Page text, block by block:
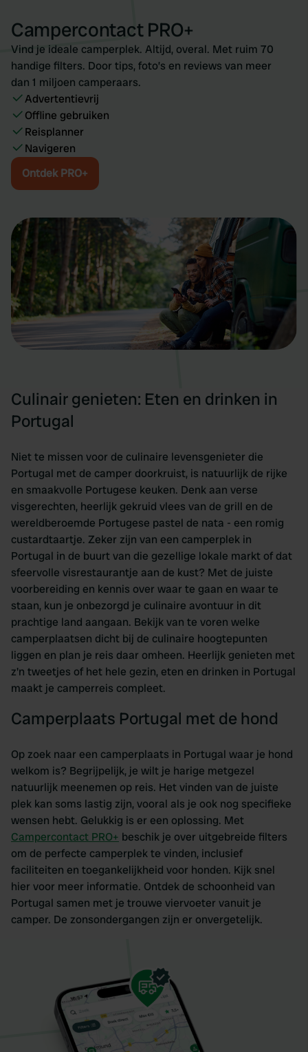
may combine it with other information that you’ve
provided to them or that they’ve collected from your use
of their services.
Campercontact PRO+
Vind je ideale camperplek. Altijd, overal. Met ruim 70
handige filters. Door tips, foto’s en reviews van meer
dan 1 miljoen camperaars.
Advertentievrij
Offline gebruiken
Reisplanner
Navigeren
Ontdek PRO+
Culinair genieten: Eten en drinken in
Portugal
Niet te missen voor de culinaire levensgenieter die
Portugal met de camper doorkruist, is natuurlijk de rijke
en smaakvolle Portugese keuken. Denk aan verse
visgerechten, heerlijk gekruid vlees van de grill en de
wereldberoemde Portugese pastel de nata - een romig
custardtaartje. Zeker zijn van een camperplek in
Portugal in de buurt van die gezellige lokale markt of dat
sfeervolle visrestaurantje aan de kust? Met de juiste
voorbereiding en kennis over waar te gaan en waar te
staan, kun je onbezorgd je culinaire avontuur in dit
prachtige land aangaan. Bekijk van te voren welke
camperplaatsen dicht bij de culinaire hoogtepunten
liggen en plan je reis daar omheen. Heerlijk genieten met
z'n tweetjes of het hele gezin, eten en drinken in Portugal
maakt je camperreis compleet.
Camperplaats Portugal met de hond
Op zoek naar een camperplaats in Portugal waar je hond
welkom is? Begrijpelijk, je wilt je harige metgezel
natuurlijk meenemen op reis. Het vinden van de juiste
plek kan soms lastig zijn, vooral als je ook nog specifieke
wensen hebt. Gelukkig is er een oplossing. Met
Campercontact PRO+ beschik je over uitgebreide filters
om de perfecte camperplek te vinden, inclusief
faciliteiten en toegankelijkheid voor honden. Kijk snel
hier voor meer informatie. Ontdek de schoonheid van
Portugal samen met je trouwe viervoeter vanuit je
camper. De zonsondergangen zijn er onvergetelijk.